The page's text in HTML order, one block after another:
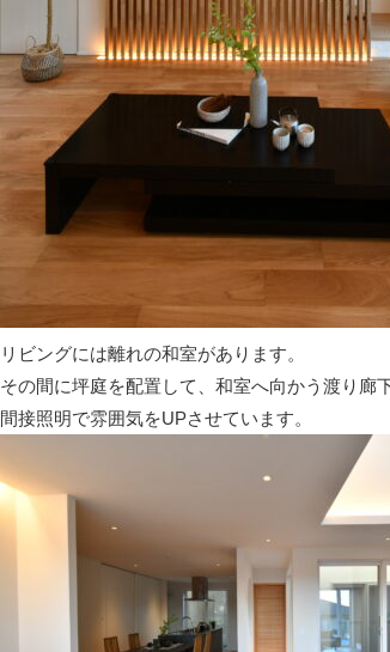
リビングには離れの和室があります。
その間に坪庭を配置して、和室へ向かう渡り廊
間接照明で雰囲気をUPさせています。